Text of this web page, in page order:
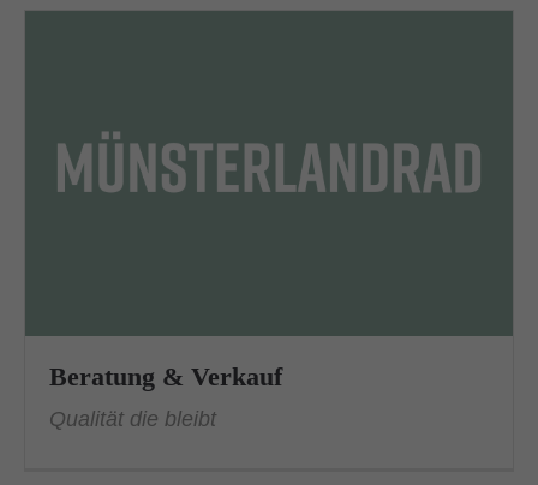
Beratung & Verkauf
Qualität die bleibt